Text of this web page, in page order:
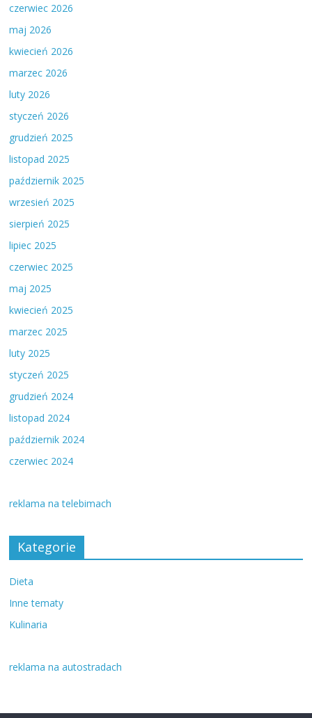
czerwiec 2026
maj 2026
kwiecień 2026
marzec 2026
luty 2026
styczeń 2026
grudzień 2025
listopad 2025
październik 2025
wrzesień 2025
sierpień 2025
lipiec 2025
czerwiec 2025
maj 2025
kwiecień 2025
marzec 2025
luty 2025
styczeń 2025
grudzień 2024
listopad 2024
październik 2024
czerwiec 2024
reklama na telebimach
Kategorie
Dieta
Inne tematy
Kulinaria
reklama na autostradach